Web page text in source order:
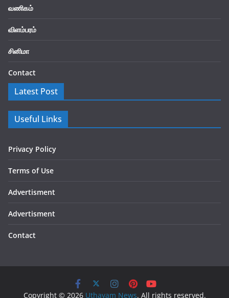
வணிகம்
விளம்பரம்
சினிமா
Contact
Latest Post
Useful Links
Privacy Policy
Terms of Use
Advertisment
Advertisment
Contact
Copyright © 2026 Uthayam News. All rights reserved.